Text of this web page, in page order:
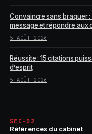
Convaincre sans braquer
message et répondre aux
5 AOÛT 2026
Réussite : 15 citations
d’esprit
5 AOÛT 2026
SEC-02
Références du cabinet